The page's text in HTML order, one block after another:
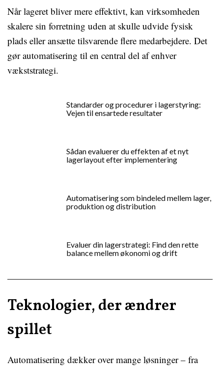
Når lageret bliver mere effektivt, kan virksomheden
skalere sin forretning uden at skulle udvide fysisk
plads eller ansætte tilsvarende flere medarbejdere. Det
gør automatisering til en central del af enhver
vækststrategi.
Standarder og procedurer i lagerstyring:
Vejen til ensartede resultater
Sådan evaluerer du effekten af et nyt
lagerlayout efter implementering
Automatisering som bindeled mellem lager,
produktion og distribution
Evaluer din lagerstrategi: Find den rette
balance mellem økonomi og drift
Teknologier, der ændrer
spillet
Automatisering dækker over mange løsninger – fra